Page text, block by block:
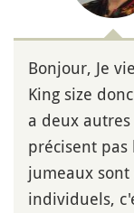
Bonjour, Je
King size
a deux
précisent
jumeaux
individuels,